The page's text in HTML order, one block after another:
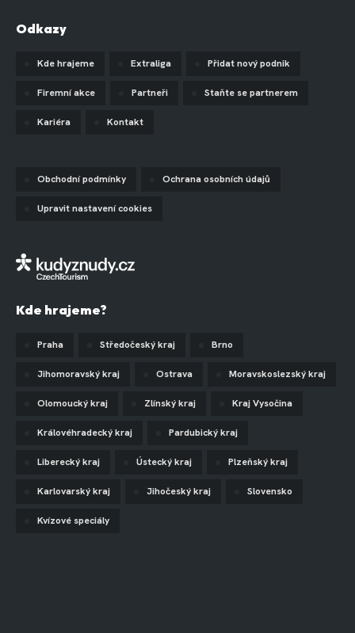
Odkazy
Kde hrajeme Extraliga Přidat nový podnik
Firemní akce Partneři Staňte se partnerem
Kariéra Kontakt
Obchodní podmínky Ochrana osobních údajů
Upravit nastavení cookies
Kde hrajeme?
Praha Středočeský kraj Brno
Jihomoravský kraj Ostrava Moravskoslezský kraj
Olomoucký kraj Zlínský kraj Kraj Vysočina
Královéhradecký kraj Pardubický kraj
Liberecký kraj Ústecký kraj Plzeňský kraj
Karlovarský kraj Jihočeský kraj Slovensko
Kvízové speciály